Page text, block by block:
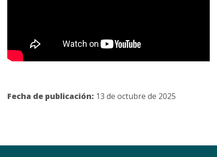
Fecha de publicación: 13 de octubre de 2025